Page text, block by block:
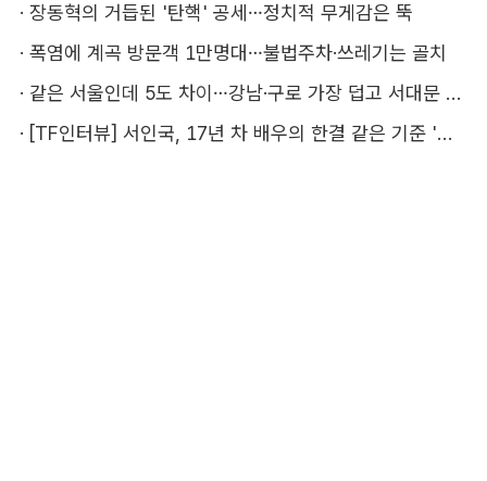
· 장동혁의 거듭된 '탄핵' 공세…정치적 무게감은 뚝
· 폭염에 계곡 방문객 1만명대…불법주차·쓰레기는 골치
·
같은 서울인데 5도 차이…강남·구로 가장 덥고 서대문 낫다
·
[TF인터뷰] 서인국, 17년 차 배우의 한결 같은 기준 '성장'